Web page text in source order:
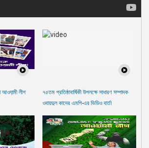
আওযা়মী লীগ
৭৫তম প্রতিষ্ঠাবার্ষিকী উপলক্ষে সাধারণ সম্পাদক
ওবায়দুল কাদের এমপি-এর ভিডিও বার্তা